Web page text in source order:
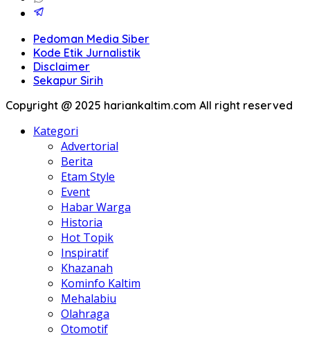
Pedoman Media Siber
Kode Etik Jurnalistik
Disclaimer
Sekapur Sirih
Copyright @ 2025 hariankaltim.com All right reserved
Kategori
Advertorial
Berita
Etam Style
Event
Habar Warga
Historia
Hot Topik
Inspiratif
Khazanah
Kominfo Kaltim
Mehalabiu
Olahraga
Otomotif